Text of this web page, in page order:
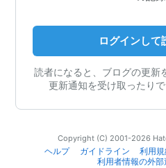
ログインして
読者になると、ブログの更新
更新通知を受け取ったり
Copyright (C) 2001-2026
ヘルプ
ガイドライン 利用
利用者情報の外